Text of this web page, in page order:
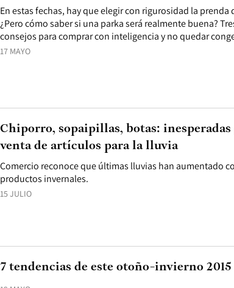
17 MAYO
En estas fechas, hay que elegir con rigurosidad la
¿Pero cómo saber si una parka será realmente buena?
consejos para comprar con inteligencia y no quedar
15 JULIO
Comercio reconoce que últimas lluvias han aumentado
productos invernales.
Chiporro, sopaipillas, botas:
venta de artículos para la lluvia
7 tendencias de este otoño-invierno 2015